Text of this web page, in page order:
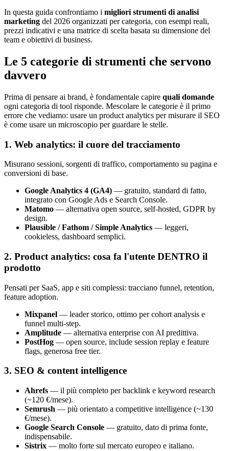
In questa guida confrontiamo i migliori strumenti di analisi
marketing del 2026 organizzati per categoria, con esempi reali,
prezzi indicativi e una matrice di scelta basata su dimensione del
team e obiettivi di business.
Le 5 categorie di strumenti che servono
davvero
Prima di pensare ai brand, è fondamentale capire quali domande
ogni categoria di tool risponde. Mescolare le categorie è il primo
errore che vediamo: usare un product analytics per misurare il SEO
è come usare un microscopio per guardare le stelle.
1. Web analytics: il cuore del tracciamento
Misurano sessioni, sorgenti di traffico, comportamento su pagina e
conversioni di base.
Google Analytics 4 (GA4) — gratuito, standard di fatto,
integrato con Google Ads e Search Console.
Matomo — alternativa open source, self-hosted, GDPR by
design.
Plausible / Fathom / Simple Analytics — leggeri,
cookieless, dashboard semplici.
2. Product analytics: cosa fa l'utente DENTRO il
prodotto
Pensati per SaaS, app e siti complessi: tracciano funnel, retention,
feature adoption.
Mixpanel — leader storico, ottimo per cohort analysis e
funnel multi-step.
Amplitude — alternativa enterprise con AI predittiva.
PostHog — open source, include session replay e feature
flags, generosa free tier.
3. SEO & content intelligence
Ahrefs — il più completo per backlink e keyword research
(~120 €/mese).
Semrush — più orientato a competitive intelligence (~130
€/mese).
Google Search Console — gratuito, dato di prima fonte,
indispensabile.
Sistrix — molto forte sul mercato europeo e italiano.